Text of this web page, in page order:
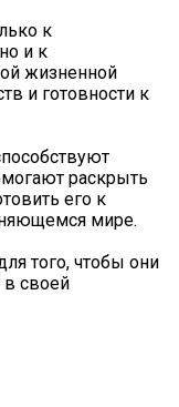
к
и к
жизненной
и готовности к
раскрыть
его к
мире.
того, чтобы они
в своей